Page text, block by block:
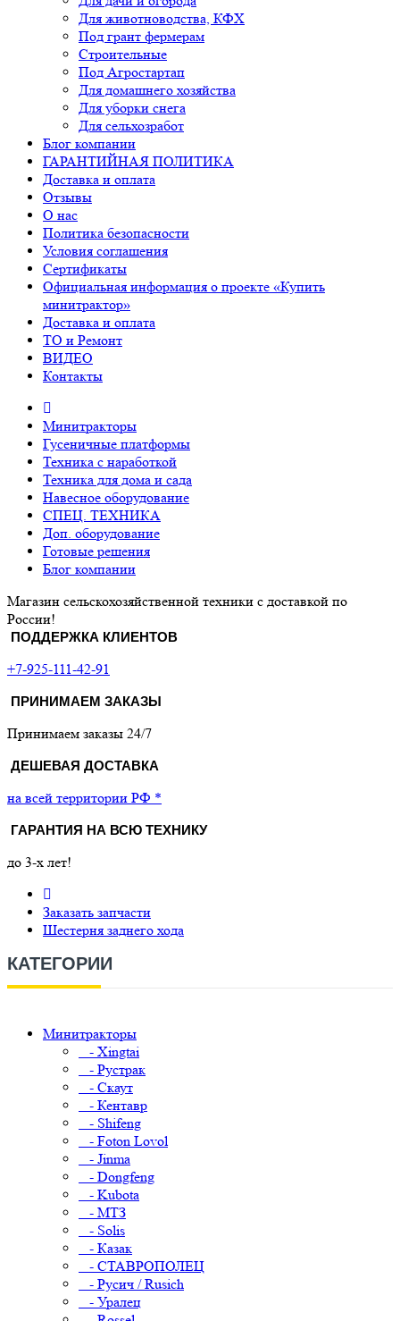
Для животноводства, КФХ
Под грант фермерам
Строительные
Под Агростартап
Для домашнего хозяйства
Для уборки снега
Для сельхозработ
Блог компании
ГАРАНТИЙНАЯ ПОЛИТИКА
Доставка и оплата
Отзывы
О нас
Политика безопасности
Условия соглашения
Сертификаты
Официальная информация о проекте «Купить
минитрактор»
Доставка и оплата
ТО и Ремонт
ВИДЕО
Контакты
Минитракторы
Гусеничные платформы
Техника с наработкой
Техника для дома и сада
Навесное оборудование
СПЕЦ. ТЕХНИКА
Доп. оборудование
Готовые решения
Блог компании
Магазин сельскохозяйственной техники с доставкой по
России!
ПОДДЕРЖКА КЛИЕНТОВ
+7-925-111-42-91
ПРИНИМАЕМ ЗАКАЗЫ
Принимаем заказы 24/7
ДЕШЕВАЯ ДОСТАВКА
на всей территории РФ *
ГАРАНТИЯ НА ВСЮ ТЕХНИКУ
до 3-х лет!
Заказать запчасти
Шестерня заднего хода
КАТЕГОРИИ
Минитракторы
- Xingtai
- Рустрак
- Скаут
- Кентавр
- Shifeng
- Foton Lovol
- Jinma
- Dongfeng
- Kubota
- МТЗ
- Solis
- Казак
- СТАВРОПОЛЕЦ
- Русич / Rusich
- Уралец